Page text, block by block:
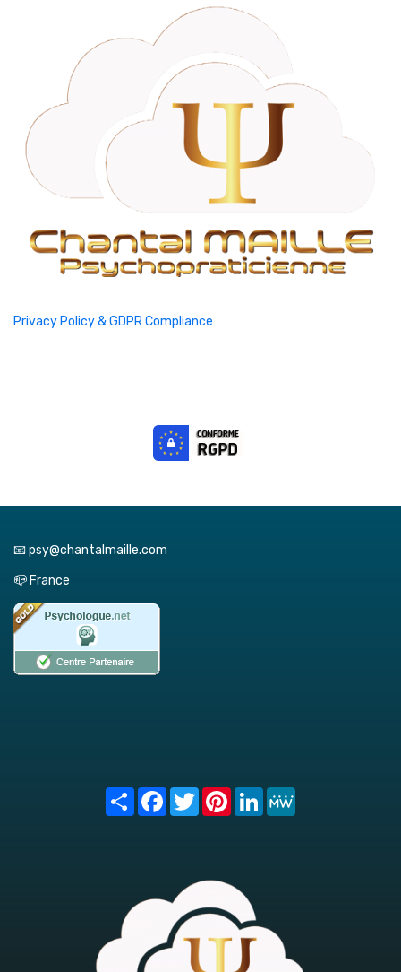
Privacy Policy & GDPR Compliance
📧 psy@chantalmaille.com
📪 France
Share FacebookTwitterPinterest
LinkedIn